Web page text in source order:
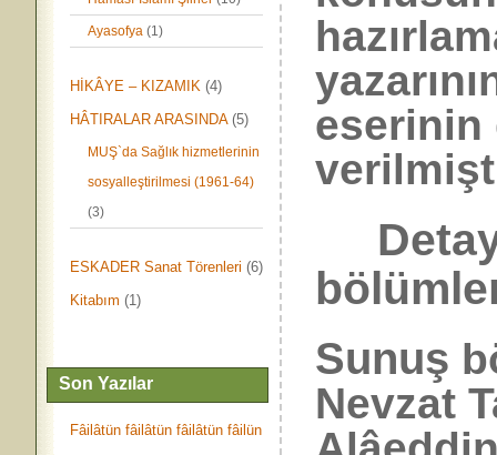
Ayasofya (1)
HİKÂYE – KIZAMIK (4)
HÂTIRALAR ARASINDA(5)
MUŞ`da Sağlık hizmetlerinin
sosyalleştirilmesi (1961-64)
(3)
ESKADER Sanat Törenleri (6)
Kitabım (1)
Son Yazılar
Fâilâtün fâilâtün fâilâtün fâilün
eserinin
Sunuş
Nevzat